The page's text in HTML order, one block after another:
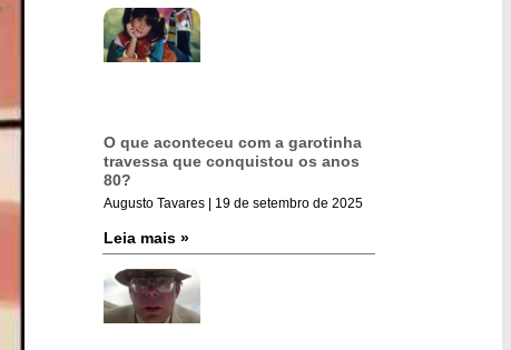
O que aconteceu com a garotinha
travessa que conquistou os anos
80?
Augusto Tavares 19 de setembro de 2025
Leia mais »